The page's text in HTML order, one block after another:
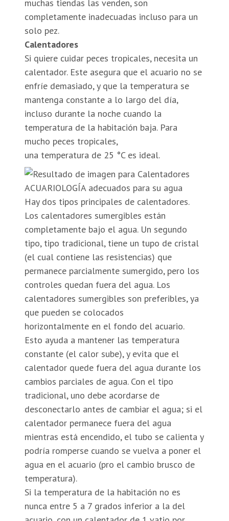
muchas tiendas las venden, son
completamente inadecuadas incluso para un
solo pez.
Calentadores
Si quiere cuidar peces tropicales, necesita un
calentador. Este asegura que el acuario no se
enfríe demasiado, y que la temperatura se
mantenga constante a lo largo del día,
incluso durante la noche cuando la
temperatura de la habitación baja. Para
mucho peces tropicales,
una temperatura de 25 °C es ideal.
Hay dos tipos principales de calentadores.
Los calentadores sumergibles están
completamente bajo el agua. Un segundo
tipo, tipo tradicional, tiene un tupo de cristal
(el cual contiene las resistencias) que
permanece parcialmente sumergido, pero los
controles quedan fuera del agua. Los
calentadores sumergibles son preferibles, ya
que pueden se colocados
horizontalmente en el fondo del acuario.
Esto ayuda a mantener las temperatura
constante (el calor sube), y evita que el
calentador quede fuera del agua durante los
cambios parciales de agua. Con el tipo
tradicional, uno debe acordarse de
desconectarlo antes de cambiar el agua; si el
calentador permanece fuera del agua
mientras está encendido, el tubo se calienta y
podría romperse cuando se vuelva a poner el
agua en el acuario (pro el cambio brusco de
temperatura).
Si la temperatura de la habitación no es
nunca entre 5 a 7 grados inferior a la del